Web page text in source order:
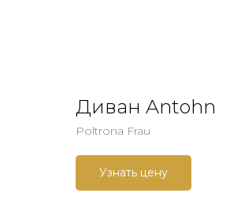
Диван Antohn
Poltrona Frau
Узнать цену